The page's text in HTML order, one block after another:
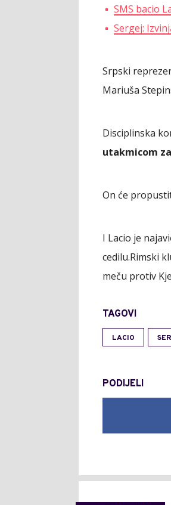
SMS bacio
Sergej:
Srpski
Mariuša
Disciplinska
utakmicom
On će
I Lacio je
cedilu.Rimski
meču protiv
TAGOVI
LACIO
PODIJELI